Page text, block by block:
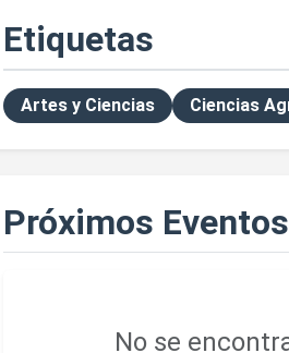
Etiquetas
Artes y Ciencias Ciencias
Próximos Eventos
No se